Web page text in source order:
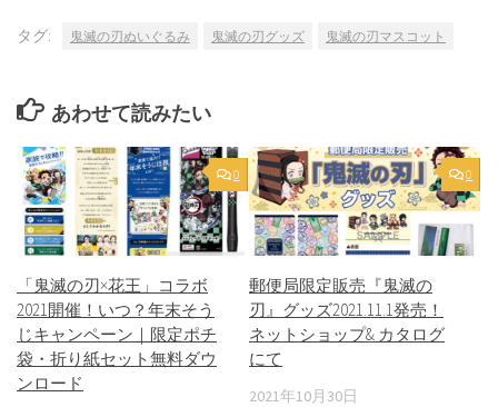
タグ: 鬼滅の刃ぬいぐるみ 鬼滅の刃グッズ 鬼滅の刃マスコット
あわせて読みたい
0
「鬼滅の刃×花王」コラボ
2021開催！いつ？年末そう
じキャンペーン｜限定ポチ
袋・折り紙セット無料ダウ
ンロード
0
郵便局限定販売『鬼滅の
刃』グッズ2021.11.1発売！
ネットショップ& カタログ
にて
2021年10月30日